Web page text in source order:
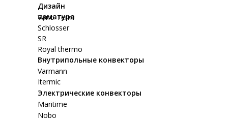
Дизайн
арматура
Vario Term
Schlosser
SR
Внутрипольные конвекторы
Электрические конвекторы
Varmann
Itermic
Maritime
Nobo
Royal thermo